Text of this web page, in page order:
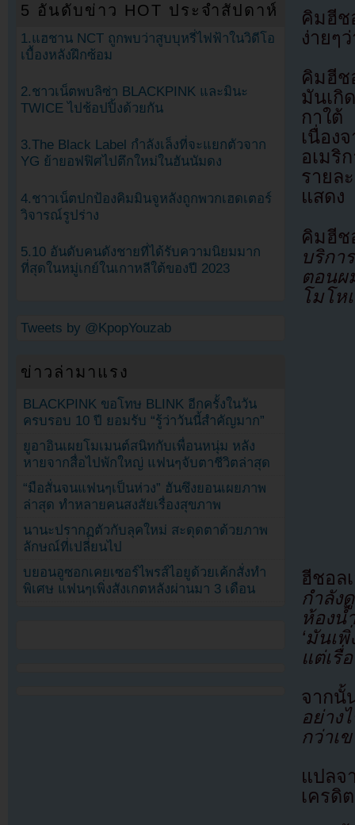
คิมฮีช
ง่ายๆ
คิมฮีช
มันเกิ
กาใต้
เนื่อง
อเมริ
รายล
แสดง
คิมฮี
บริก
ตอนผ
โมโห
ฮีชอ
กำลัง
ห้องน้
‘มันเ
แต่เรื่
จาก
อย่าง
กว่าเ
แปลจ
เครดิ
5 อันดับข่าว HOT ประจำสัปดาห์
1.แฮชาน NCT ถูกพบว่าสูบบุหรี่ไฟฟ้าในวิดีโอ
เบื้องหลังฝึกซ้อม
2.ชาวเน็ตพบลิซ่า BLACKPINK และมินะ
TWICE ไปช้อปปิ้งด้วยกัน
3.The Black Label กำลังเล็งที่จะแยกตัวจาก
YG ย้ายอฟฟิศไปตึกใหม่ในฮันนัมดง
4.ชาวเน็ตปกป้องคิมมินจูหลังถูกพวกเฮดเตอร์
วิจารณ์รูปร่าง
5.10 อันดับคนดังชายที่ได้รับความนิยมมาก
ที่สุดในหมู่เกย์ในเกาหลีใต้ของปี 2023
Tweets by @KpopYouzab
ข่าวล่ามาแรง
BLACKPINK ขอโทษ BLINK อีกครั้งในวัน
ครบรอบ 10 ปี ยอมรับ “รู้ว่าวันนี้สำคัญมาก”
ยูอาอินเผยโมเมนต์สนิทกับเพื่อนหนุ่ม หลัง
หายจากสื่อไปพักใหญ่ แฟนๆจับตาชีวิตล่าสุด
“มือสั่นจนแฟนๆเป็นห่วง” ฮันซึงยอนเผยภาพ
ล่าสุด ทำหลายคนสงสัยเรื่องสุขภาพ
นานะปรากฏตัวกับลุคใหม่ สะดุดตาด้วยภาพ
ลักษณ์ที่เปลี่ยนไป
บยอนอูซอกเคยเซอร์ไพรส์ไอยูด้วยเค้กสั่งทำ
พิเศษ แฟนๆเพิ่งสังเกตหลังผ่านมา 3 เดือน